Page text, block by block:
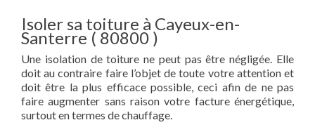
Isoler sa toiture à Cayeux-en-
Santerre ( 80800 )
Une isolation de toiture ne peut pas être négligée. Elle
doit au contraire faire l’objet de toute votre attention et
doit être la plus efficace possible, ceci afin de ne pas
faire augmenter sans raison votre facture énergétique,
surtout en termes de chauffage.